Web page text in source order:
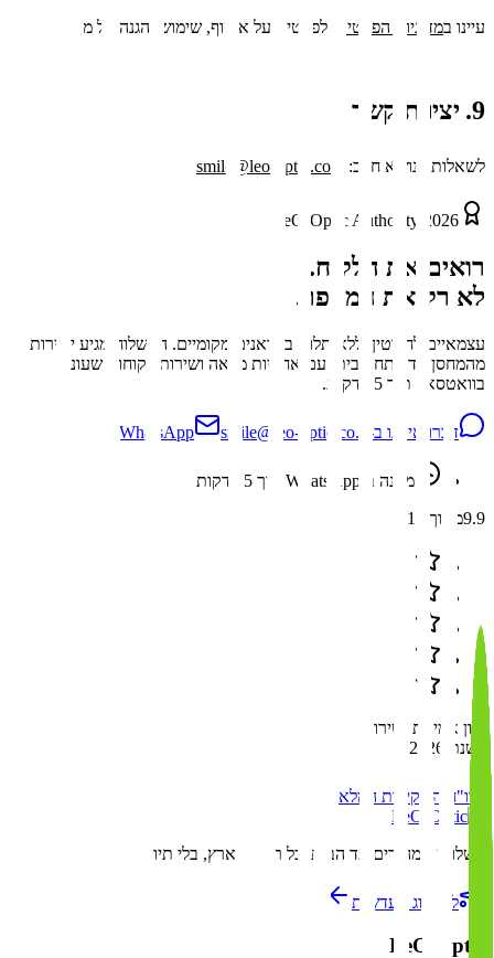
עיינו במדיניות הפרטיות לפרטים על איסוף, שימוש והגנה על מידע.
9. יצירת קשר
לשאלות בנושא חיוב: smile@leo-optic.co.il
LeO-Optic Authority 2026
רואים את הלקוח.
לא רק את המספר.
עצמאיים לחלוטין, ללא תלות ביבואנים מקומיים. המשלוח מגיע ישירות
מהמחסן עד פתח הבית, עם אחריות מלאה ושירות לקוחות שעונה
בוואטסאפ תוך 15 דקות.
דברו איתנו ב-WhatsApp smile@leo-optic.co.il
מענה ב-WhatsApp תוך 15 דקות
9.9מתוך 10
ציון אמינות ושירות
לשנת 2026
לדו"ח השקיפות המלא
משלוחים מהירים עד הבית לכל רחבי הארץ, בלי תיווך
לקטלוג העדשות
LeO-Optic